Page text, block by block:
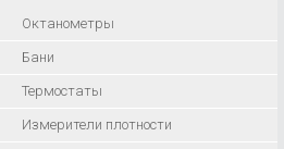
Октанометры
Бани
Термостаты
Измерители плотности